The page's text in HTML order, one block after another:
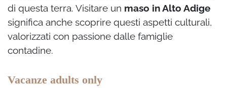
di questa terra. Visitare un maso in Alto Adige
significa anche scoprire questi aspetti culturali,
valorizzati con passione dalle famiglie
contadine.
Vacanze adults only